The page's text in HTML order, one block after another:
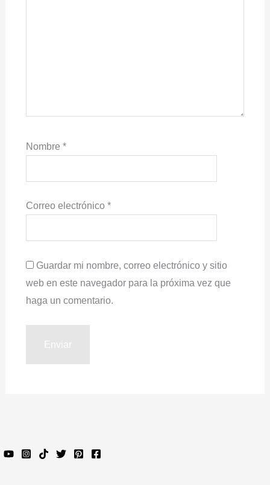
Nombre *
Correo electrónico *
Guardar mi nombre, correo electrónico y sitio
web en este navegador para la próxima vez que
haga un comentario.